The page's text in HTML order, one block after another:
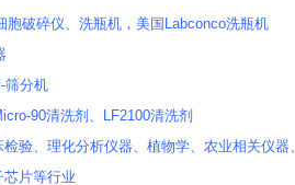
胞破碎仪、洗瓶机，美国Labconco洗瓶机
筛分机
90清洗剂、LF2100清洗剂
验、理化分析仪器、植物学、农业相关仪
片等行业